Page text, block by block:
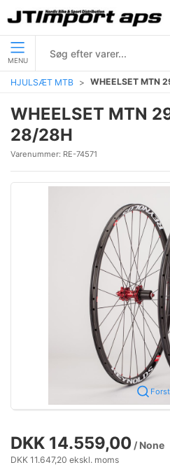
MENU
HJULSÆT MTB WHEELSET MTN
WHEELSET MTN
28/28H
Varenummer: RE-74571
DKK 14.559,00 / None
DKK 11.647,20 ekskl. moms